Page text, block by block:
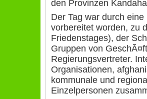
den Provinzen
Der Tag war durch
vorbereitet worden, zu
Friedenstages), der
Gruppen von
Regierungsvertreter.
Organisationen,
kommunale und
Einzelpersonen